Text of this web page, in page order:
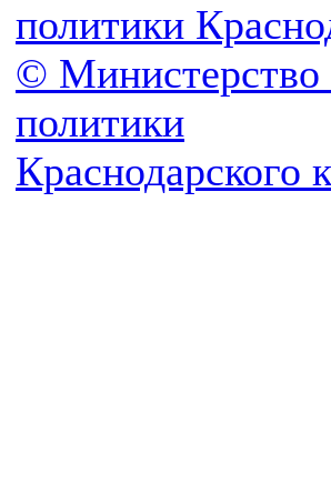
политики
© Министерство
политики
Краснодарского